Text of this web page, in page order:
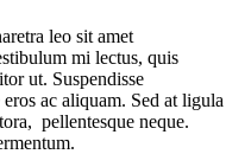
leo sit amet
mi lectus, quis
ut. Suspendisse
ac aliquam. Sed at ligula
pellentesque neque.